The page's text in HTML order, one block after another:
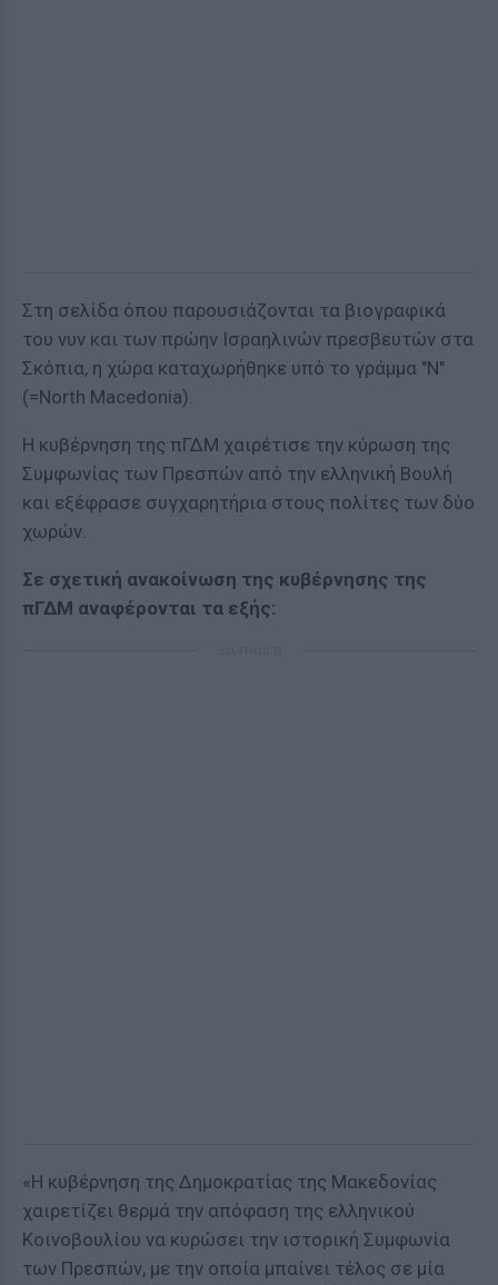
Στη σελίδα όπου παρουσιάζονται τα βιογραφικά
του νυν και των πρώην Ισραηλινών πρεσβευτών στα
Σκόπια, η χώρα καταχωρήθηκε υπό το γράμμα "N"
(=North Macedonia).
Η κυβέρνηση της πΓΔΜ χαιρέτισε την κύρωση της
Συμφωνίας των Πρεσπών από την ελληνική Βουλή
και εξέφρασε συγχαρητήρια στους πολίτες των δύο
χωρών.
Σε σχετική ανακοίνωση της κυβέρνησης της
πΓΔΜ αναφέρονται τα εξής:
«Η κυβέρνηση της Δημοκρατίας της Μακεδονίας
χαιρετίζει θερμά την απόφαση της ελληνικού
Κοινοβουλίου να κυρώσει την ιστορική Συμφωνία
των Πρεσπών, με την οποία μπαίνει τέλος σε μία